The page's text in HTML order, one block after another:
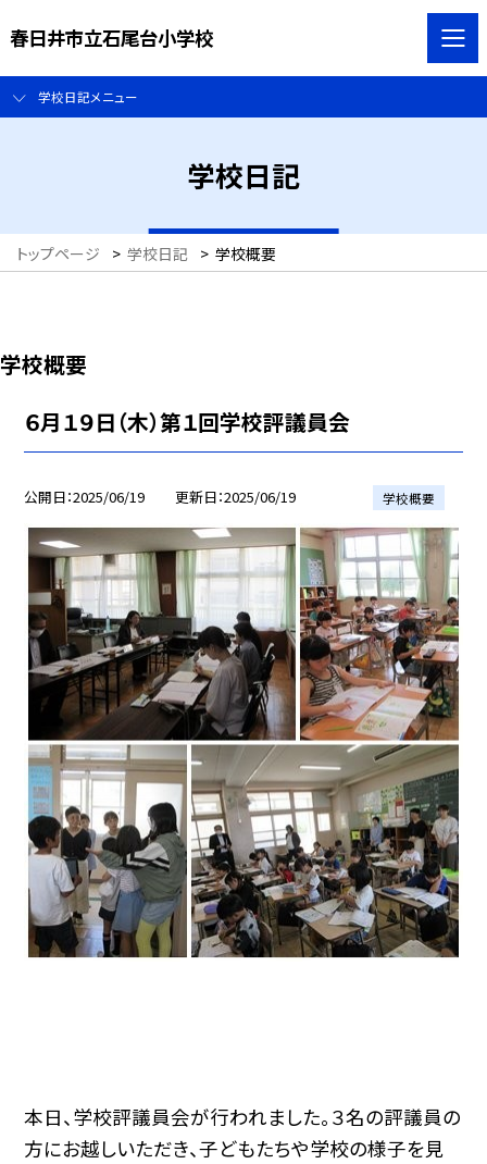
春日井市立石尾台小学校
学校日記メニュー
学校日記
トップページ > 学校日記 > 学校概要
学校概要
６月１９日（木）第１回学校評議員会
公開日 2025/06/19 更新日 2025/06/19 学校概要
本日、学校評議員会が行われました。３名の評議員の
方にお越しいただき、子どもたちや学校の様子を見